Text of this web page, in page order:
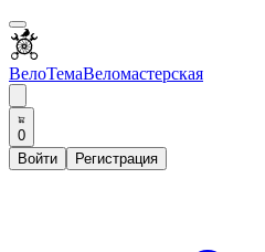
ВелоТемаВеломастерская
0
Войти
Регистрация